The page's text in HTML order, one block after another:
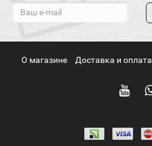
О магазине Доставка и оплата